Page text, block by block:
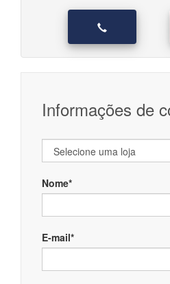
Informações de
Nome*
E-mail*